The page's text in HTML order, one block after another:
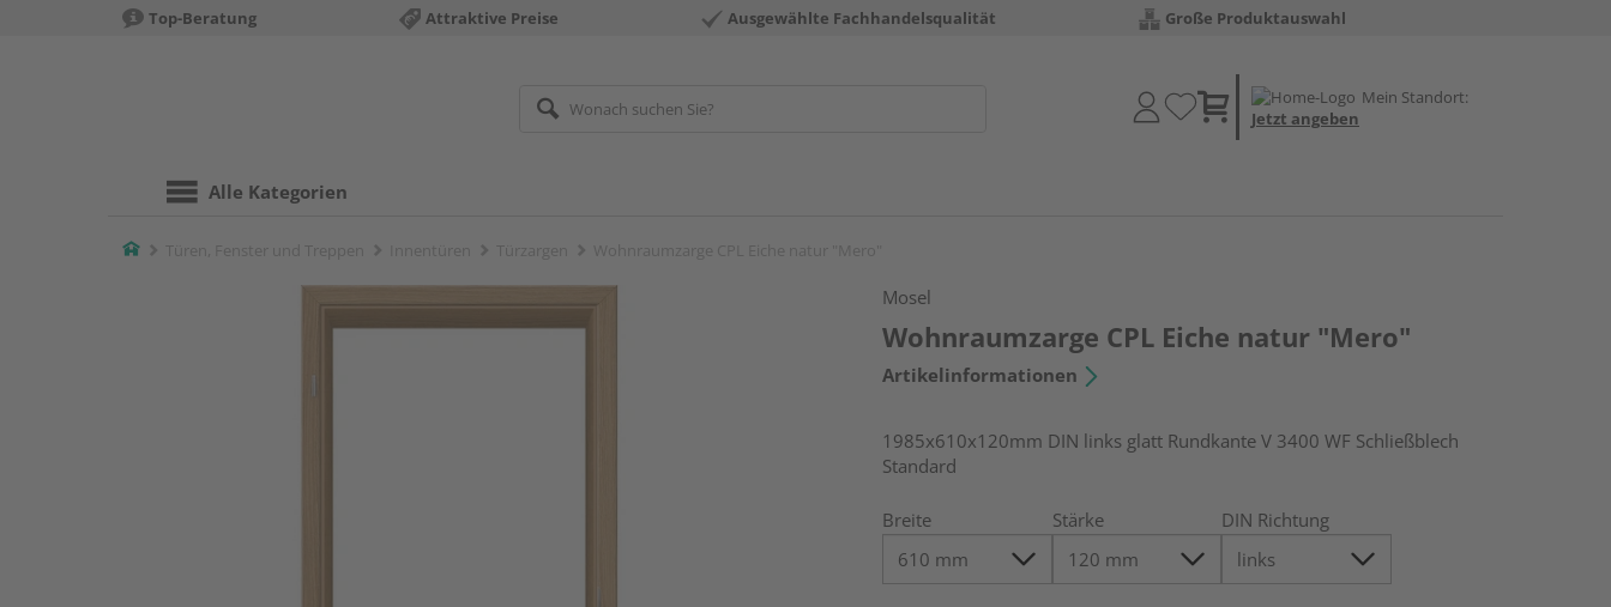
Top-Beratung Attraktive Preise Ausgewählte Fachhandelsqualität Große Produktauswahl
Mein Standort:
Jetzt angeben
Alle Kategorien
Home
Mosel
Wohnraumzarge CPL Eiche natur "Mero"
Artikelinformationen
1985x610x120mm DIN links glatt Rundkante V 3400 WF Schließblech
Standard
Breite Stärke DIN Richtung